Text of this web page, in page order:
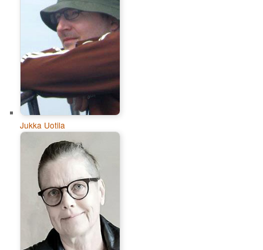
Jukka Uotila